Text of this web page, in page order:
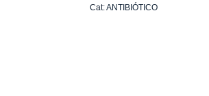
Cat:ANTIBIÓTICO